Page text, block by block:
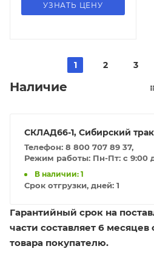
УЗНАТЬ ЦЕНУ
1 2 3
Наличие
СКЛАД66-1, Сибирский
Телефон: 8 800 707 89 37,
Режим работы: Пн-Пт: с 9:00
В наличии: 1
Срок отгрузки, дней: 1
Гарантийный срок на
части составляет 6 месяцев
товара покупателю.